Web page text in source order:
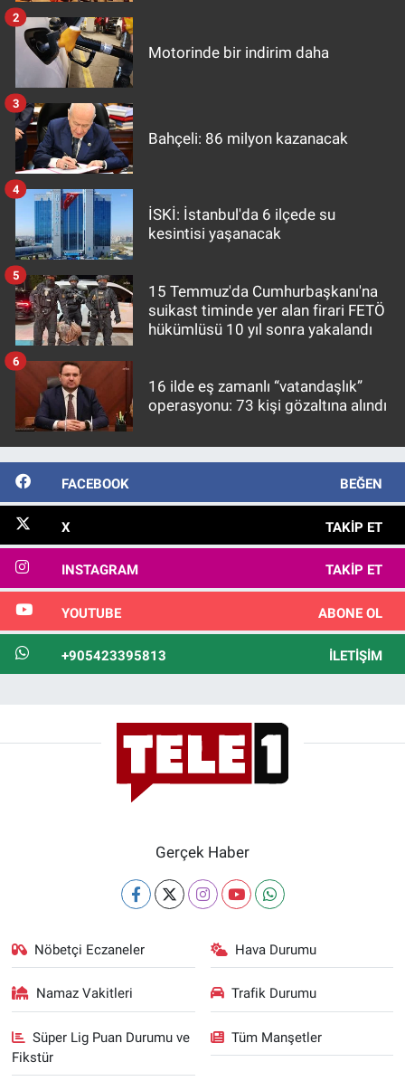
Motorinde bir indirim daha
2
Bahçeli: 86 milyon kazanacak
3
İSKİ: İstanbul'da 6 ilçede su
kesintisi yaşanacak
4
15 Temmuz'da Cumhurbaşkanı'na
suikast timinde yer alan firari FETÖ
hükümlüsü 10 yıl sonra yakalandı
5
16 ilde eş zamanlı “vatandaşlık”
operasyonu: 73 kişi gözaltına alındı
6
FACEBOOK BEĞEN
X TAKIP ET
INSTAGRAM TAKIP ET
YOUTUBE ABONE OL
+905423395813 İLETIŞIM
Gerçek Haber
Nöbetçi Eczaneler Hava Durumu
Namaz Vakitleri Trafik Durumu
Süper Lig Puan Durumu ve
Fikstür
Tüm Manşetler